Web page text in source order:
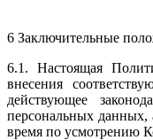
6 Заключительные
6.1. Настоящая
внесения
действующее
персональных
время по усмотрению